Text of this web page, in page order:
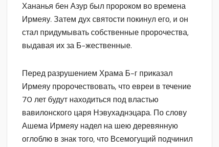
Хананья бен Азур был пророком во времена
Ирмеяу. Затем дух святости покинул его, и он
стал придумывать собственные пророчества,
выдавая их за Б-жественные.
Перед разрушением Храма Б-г приказал
Ирмеяу пророчествовать, что евреи в течение
70 лет будут находиться под властью
вавилонского царя Нэвухаднэцара. По слову
Ашема Ирмеяу надел на шею деревянную
оглоблю в знак того, что Всемогущий подчинил